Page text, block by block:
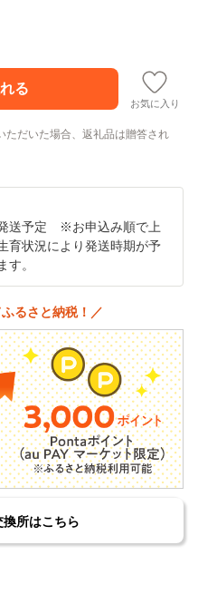
お気に入り
ただいた場合、返礼品は贈答され
発送予定 ※お申込み順で上
育状況により発送時期が予
す。
るさと納税！／
所はこちら